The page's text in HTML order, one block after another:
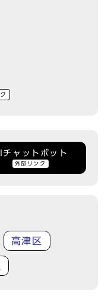
ャットボット
外部リンク
高津区